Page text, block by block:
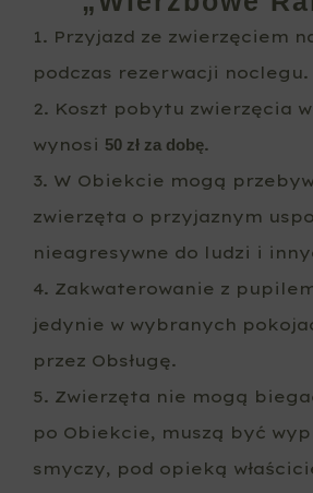
1. Przyjazd ze zwierzęciem
podczas rezerwacji noclegu.
2. Koszt pobytu zwierzęcia
wynosi 50 zł za dobę.
3. W Obiekcie mogą
zwierzęta o przyjaznym
nieagresywne do ludzi i
4. Zakwaterowanie z
jedynie w wybranych
przez Obsługę.
5. Zwierzęta nie mogą
po Obiekcie, muszą być
smyczy, pod opieką